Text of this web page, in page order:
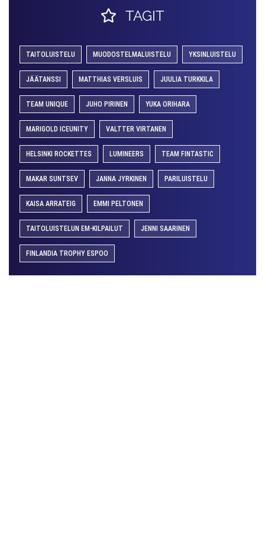
TAGIT
TAITOLUISTELU MUODOSTELMALUISTELU YKSINLUISTELU
JÄÄTANSSI MATTHIAS VERSLUIS JUULIA TURKKILA
TEAM UNIQUE JUHO PIRINEN YUKA ORIHARA
MARIGOLD ICEUNITY VALTTER VIRTANEN
HELSINKI ROCKETTES LUMINEERS TEAM FINTASTIC
MAKAR SUNTSEV JANNA JYRKINEN PARILUISTELU
KAISA ARRATEIG EMMI PELTONEN
TAITOLUISTELUN EM-KILPAILUT JENNI SAARINEN
FINLANDIA TROPHY ESPOO